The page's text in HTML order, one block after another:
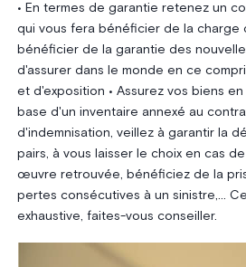
• En termes de garantie retenez un
qui vous fera bénéficier de la charge
bénéficier de la garantie des
d'assurer dans le monde en ce
et d'exposition • Assurez vos biens
base d'un inventaire annexé au
d'indemnisation, veillez à garantir la
pairs, à vous laisser le choix en cas
œuvre retrouvée, bénéficiez de la
pertes consécutives à un sinistre,...
exhaustive, faites-vous conseiller.